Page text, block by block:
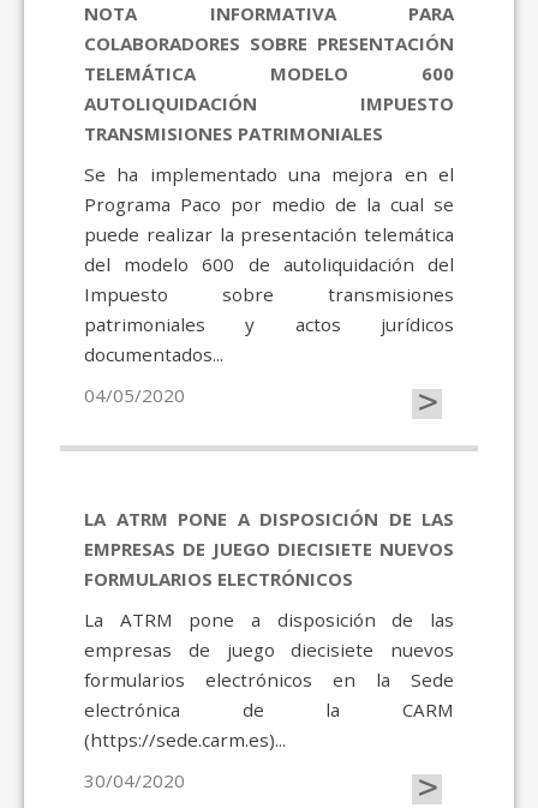
NOTA INFORMATIVA PARA
COLABORADORES SOBRE PRESENTACIÓN
TELEMÁTICA MODELO 600
AUTOLIQUIDACIÓN IMPUESTO
TRANSMISIONES PATRIMONIALES
Se ha implementado una mejora en el
Programa Paco por medio de la cual se
puede realizar la presentación telemática
del modelo 600 de autoliquidación del
Impuesto sobre transmisiones
patrimoniales y actos jurídicos
documentados...
04/05/2020
>
LA ATRM PONE A DISPOSICIÓN DE LAS
EMPRESAS DE JUEGO DIECISIETE NUEVOS
FORMULARIOS ELECTRÓNICOS
La ATRM pone a disposición de las
empresas de juego diecisiete nuevos
formularios electrónicos en la Sede
electrónica de la CARM
(https://sede.carm.es)...
30/04/2020
>